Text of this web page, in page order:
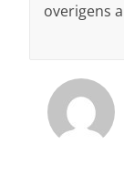
overigens